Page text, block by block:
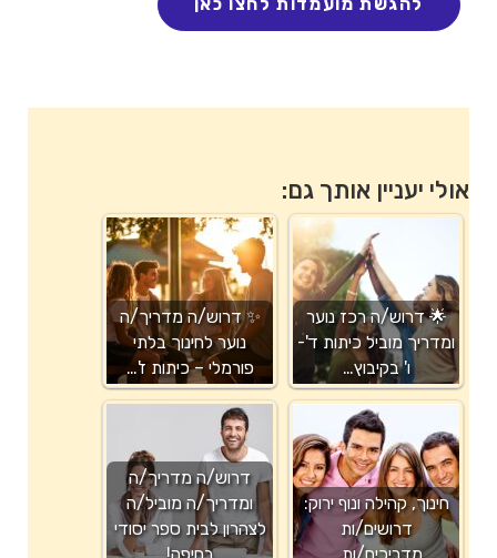
אולי יעניין אותך גם:
🌟 דרוש/ה רכז נוער
ומדריך מוביל כיתות ד'-
ו' בקיבוץ…
✨ דרוש/ה מדריך/ה
נוער לחינוך בלתי
פורמלי – כיתות ז'…
חינוך, קהילה ונוף ירוק:
דרושים/ות
דרוש/ה מדריך/ה
ומדריך/ה מוביל/ה
לצהרון לבית ספר יסודי